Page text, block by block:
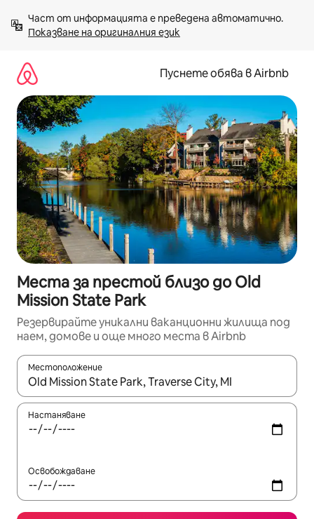
към
съдържанието
Показване на оригиналния език
Пуснете обява в Airbnb
Места за престой близо до Old
Mission State Park
Резервирайте уникални ваканционни жилища под
наем, домове и още много места в Airbnb
Местоположение
Когато резултатите се покажат, използвайте
Настаняване
Освобождаване